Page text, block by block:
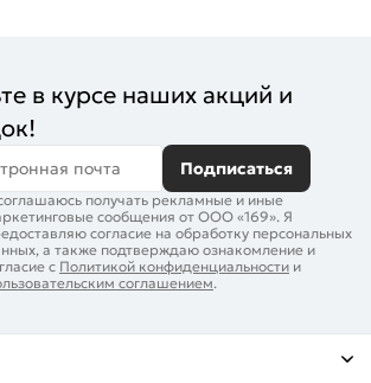
в курсе наших акций и
почта Подписаться
получать рекламные и иные
сообщения от ООО «169». Я
согласие на обработку персональных
а также подтверждаю ознакомление и
с Политикой конфиденциальности и
соглашением.